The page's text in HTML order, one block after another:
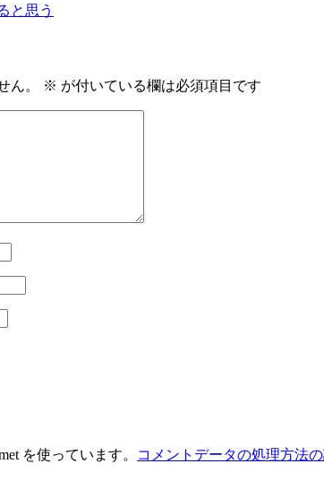
と思う
ん。 ※ が付いている欄は必須項目です
を使っています。 コメントデータの処理方法